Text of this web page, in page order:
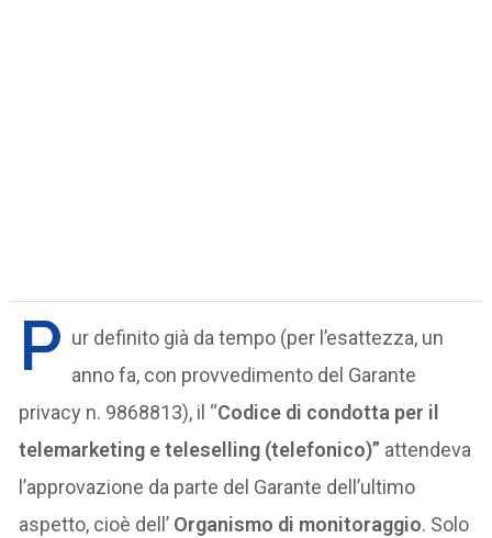
P ur definito già da tempo (per l’esattezza, un
anno fa, con provvedimento del Garante
privacy n. 9868813), il “Codice di condotta per il
telemarketing e teleselling (telefonico)” attendeva
l’approvazione da parte del Garante dell’ultimo
aspetto, cioè dell’ Organismo di monitoraggio. Solo